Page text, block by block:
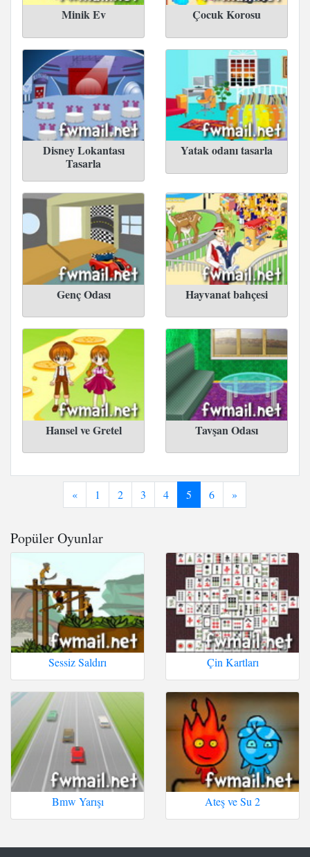
Minik Ev Çocuk Korosu
Disney Lokantası
Tasarla
Yatak odanı tasarla
Genç Odası Hayvanat bahçesi
Hansel ve Gretel Tavşan Odası
« 1 2 3 4 5 6 »
Popüler Oyunlar
Sessiz Saldırı Çin Kartları
Bmw Yarışı Ateş ve Su 2